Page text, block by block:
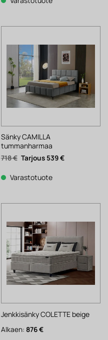
Sänky CAMILLA
tummanharmaa
718€ Alkuperäinen
hinta
718 €.
539€Nykyinen
Varastotuote
Jenkkisänky COLETTE beige
Alkaen: 876€